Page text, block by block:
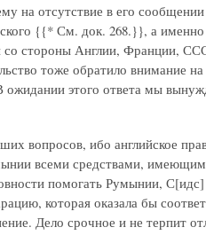
на отсутствие в его
{{* См. док. 268.}}, а
со стороны Англии, Франции,
тоже обратило внимание на
этого ответа мы
вопросов, ибо английское
всеми средствами,
помогать Румынии,
которая оказала бы
Дело срочное и не терпит